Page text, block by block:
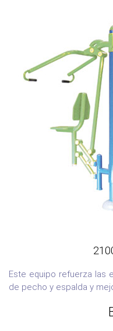
Este equipo refuerza las
de pecho y espalda y